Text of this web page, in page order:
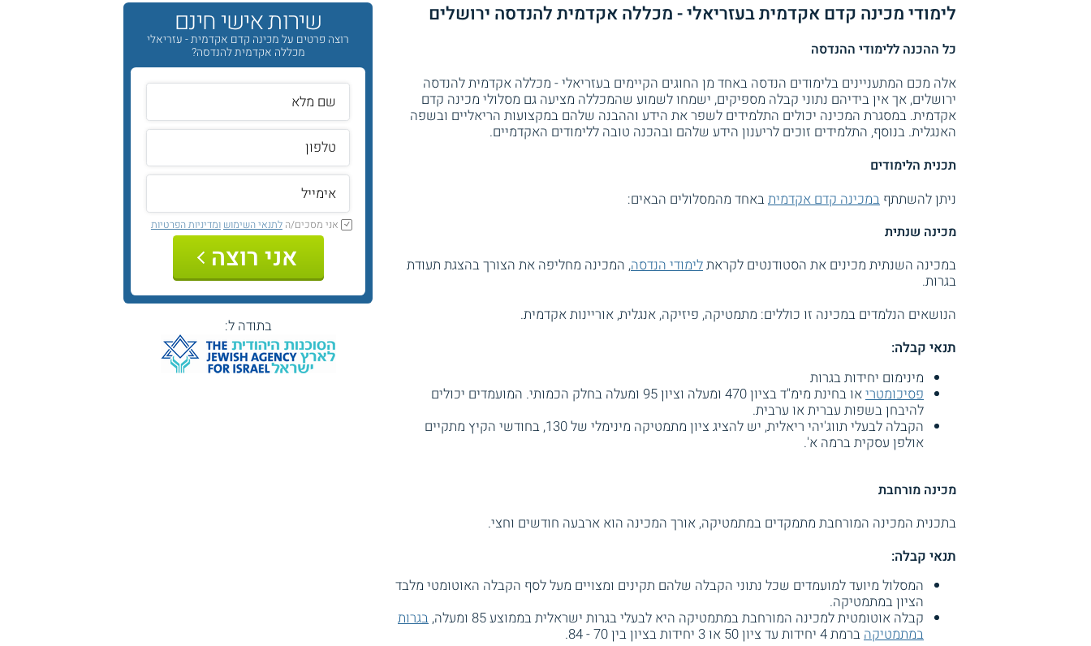
לימודי מכינה קדם אקדמית בעזריאלי - מכללה אקדמית להנדסה ירושלים
כל ההכנה ללימודי ההנדסה
אלה מכם המתעניינים בלימודים הנדסה באחד מן החוגים הקיימים בעזריאלי - מכללה אקדמית להנדסה
ירושלים, אך אין בידיהם נתוני קבלה מספיקים, ישמחו לשמוע שהמכללה מציעה גם מסלולי מכינה קדם
אקדמית. במסגרת המכינה יכולים התלמידים לשפר את הידע וההבנה שלהם במקצועות הריאליים ובשפה
האנגלית. בנוסף, התלמידים זוכים לריענון הידע שלהם ובהכנה טובה ללימודים האקדמיים.
תכנית הלימודים
ניתן להשתתף במכינה קדם אקדמיתבאחד מהמסלולים הבאים:
מכינה שנתית
במכינה השנתית מכינים את הסטודנטים לקראתלימודי הנדסה, המכינה מחליפה את הצורך בהצגת תעודת
בגרות.
הנושאים הנלמדים במכינה זו כוללים: מתמטיקה, פיזיקה, אנגלית, אוריינות אקדמית.
תנאי קבלה:
מינימום יחידות בגרות
פסיכומטרי
או בחינת מימ"ד בציון 470 ומעלה וציון 95 ומעלה בחלק הכמותי. המועמדים יכולים
להיבחן בשפות עברית או ערבית.
הקבלה לבעלי תווג'יהי ריאלית, יש להציג ציון מתמטיקה מינימלי של 130, בחודשי הקיץ מתקיים
אולפן עסקית ברמה א'.
מכינה מורחבת
בתכנית המכינה המורחבת מתמקדים במתמטיקה, אורך המכינה הוא ארבעה חודשים וחצי.
תנאי קבלה:
המסלול מיועד למועמדים שכל נתוני הקבלה שלהם תקינים ומצויים מעל לסף הקבלה האוטומטי מלבד
הציון במתמטיקה.
קבלה אוטומטית למכינה המורחבת במתמטיקה היא לבעלי בגרות ישראלית בממוצע 85 ומעלה,
בגרות
במתמטיקהברמת 4 יחידות עד ציון 50 או 3 יחידות בציון בין 70 - 84.
שירות אישי חינם
רוצה פרטים על מכינה קדם אקדמית - עזריאלי
מכללה אקדמית להנדסה?
אני מסכים/הלתנאי השימוש ומדיניות הפרטיות
אני רוצה
בתודה ל: